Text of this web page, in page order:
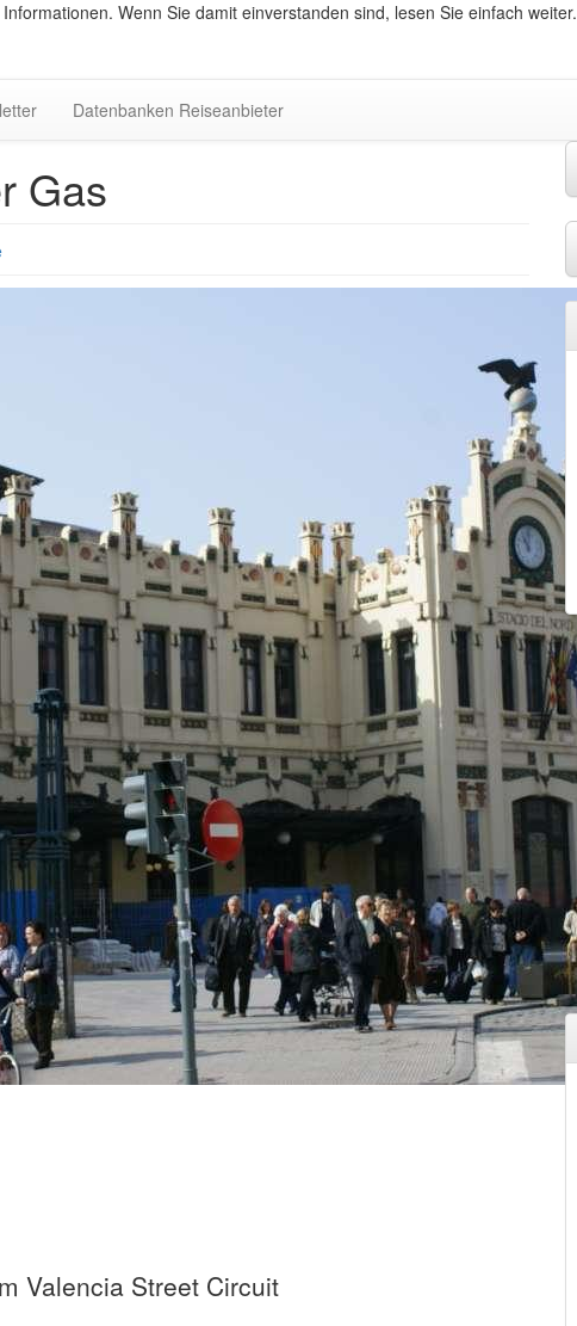
Wenn Sie damit einverstanden sind, lesen Sie einfach weiter.
Datenbanken Reiseanbieter
Gas
Valencia Street Circuit